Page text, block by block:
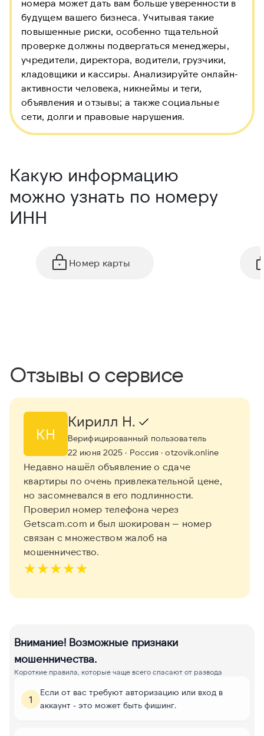
номера может дать вам больше уверенности в
будущем вашего бизнеса. Учитывая такие
повышенные риски, особенно тщательной
проверке должны подвергаться менеджеры,
учредители, директора, водители, грузчики,
кладовщики и кассиры. Анализируйте онлайн-
активности человека, никнеймы и теги,
объявления и отзывы; а также социальные
сети, долги и правовые нарушения.
Какую информацию
можно узнать по номеру
ИНН
Номер карты
Отзывы о сервисе
КН
Кирилл Н.
Верифицированный пользователь
22 июня 2025 · Россия · otzovik.online
Недавно нашёл объявление о сдаче
квартиры по очень привлекательной цене,
но засомневался в его подлинности.
Проверил номер телефона через
Getscam.com и был шокирован — номер
связан с множеством жалоб на
мошенничество.
★★★★★
Внимание! Возможные признаки
мошенничества.
Короткие правила, которые чаще всего спасают от развода
1
Если от вас требуют авторизацию или вход в
аккаунт - это может быть фишинг.